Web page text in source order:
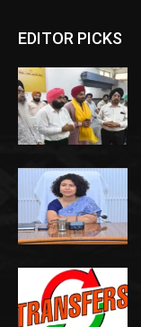
EDITOR PICKS